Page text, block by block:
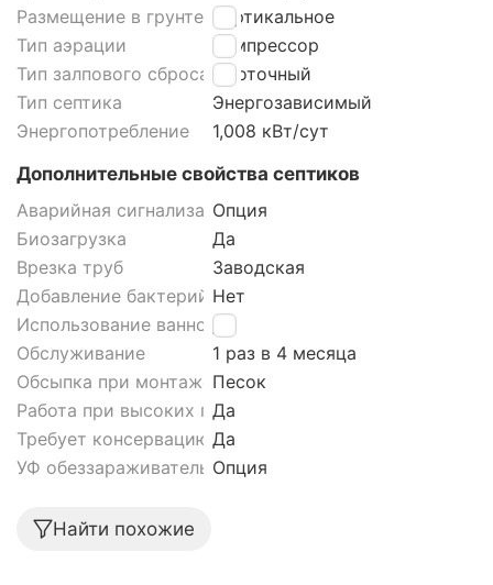
Размещение в грунте септика
Вертикальное
Тип аэрации
Компрессор
Тип залпового сброса септика
Проточный
Тип септика
Энергозависимый
Энергопотребление
1,008 кВт/сут
Дополнительные свойства септиков
Аварийная сигнализация септика
Опция
Биозагрузка
Да
Врезка труб
Заводская
Добавление бактерий Нет
Использование ваннойДа
Обслуживание
1 раз в 4 месяца
Обсыпка при монтаже септика
Песок
Работа при высоких грунтовых водах септика
Да
Требует консервацию Да
УФ обеззараживатель Опция
Найти похожие